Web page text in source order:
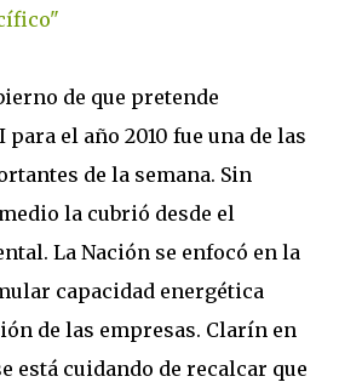
de que pretende
el año 2010 fue una de las
de la semana. Sin
la cubrió desde el
La Nación se enfocó en la
capacidad energética
de las empresas. Clarín en
está cuidando de recalcar que